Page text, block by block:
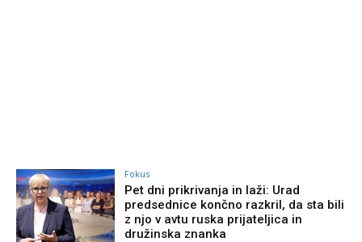
Fokus
Pet dni prikrivanja in laži: Urad
predsednice končno razkril, da sta bili
z njo v avtu ruska prijateljica in
družinska znanka